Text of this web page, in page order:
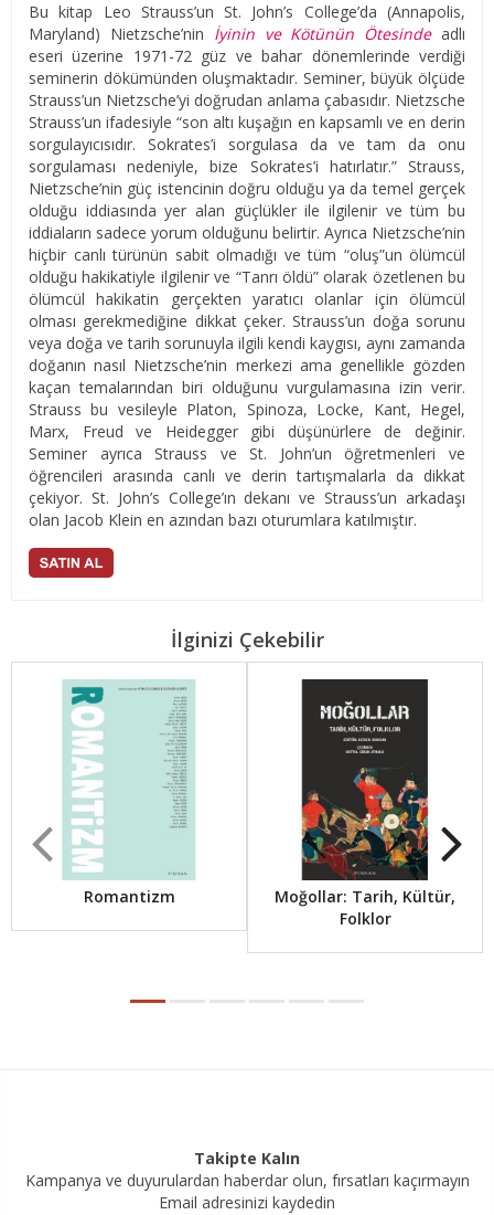
Bu kitap Leo Strauss’un St. John’s College’da (Annapolis,
Maryland) Nietzsche’nin İyinin ve Kötünün Ötesindeadlı
eseri üzerine 1971-72 güz ve bahar dönemlerinde verdiği
seminerin dökümünden oluşmaktadır. Seminer, büyük ölçüde
Strauss’un Nietzsche’yi doğrudan anlama çabasıdır. Nietzsche
Strauss’un ifadesiyle “son altı kuşağın en kapsamlı ve en derin
sorgulayıcısıdır. Sokrates’i sorgulasa da ve tam da onu
sorgulaması nedeniyle, bize Sokrates’i hatırlatır.” Strauss,
Nietzsche’nin güç istencinin doğru olduğu ya da temel gerçek
olduğu iddiasında yer alan güçlükler ile ilgilenir ve tüm bu
iddiaların sadece yorum olduğunu belirtir. Ayrıca Nietzsche’nin
hiçbir canlı türünün sabit olmadığı ve tüm “oluş”un ölümcül
olduğu hakikatiyle ilgilenir ve “Tanrı öldü” olarak özetlenen bu
ölümcül hakikatin gerçekten yaratıcı olanlar için ölümcül
olması gerekmediğine dikkat çeker. Strauss’un doğa sorunu
veya doğa ve tarih sorunuyla ilgili kendi kaygısı, aynı zamanda
doğanın nasıl Nietzsche’nin merkezi ama genellikle gözden
kaçan temalarından biri olduğunu vurgulamasına izin verir.
Strauss bu vesileyle Platon, Spinoza, Locke, Kant, Hegel,
Marx, Freud ve Heidegger gibi düşünürlere de değinir.
Seminer ayrıca Strauss ve St. John’un öğretmenleri ve
öğrencileri arasında canlı ve derin tartışmalarla da dikkat
çekiyor. St. John’s College’ın dekanı ve Strauss’un arkadaşı
olan Jacob Klein en azından bazı oturumlara katılmıştır.
İlginizi Çekebilir
Romantizm
Moğollar: Tarih, Kültür,
Folklor
Takipte Kalın
Kampanya ve duyurulardan haberdar olun, fırsatları kaçırmayın
Email adresinizi kaydedin